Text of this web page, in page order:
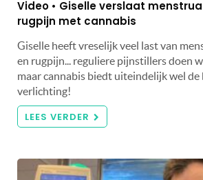
Video • Giselle verslaat
rugpijn met cannabis
Giselle heeft vreselijk veel last van
en rugpijn... reguliere pijnstillers doen
maar cannabis biedt uiteindelijk wel
verlichting!
LEES VERDER